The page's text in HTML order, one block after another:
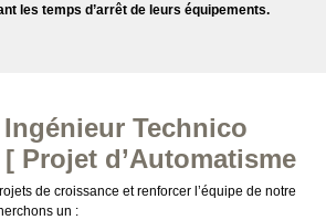
les temps d’arrêt de leurs équipements.
Technico
Projet d’Automatisme
de croissance et renforcer l’équipe de notre
un :